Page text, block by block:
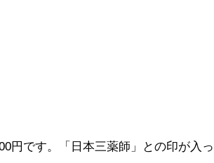
円です。「日本三薬師」との印が入っ